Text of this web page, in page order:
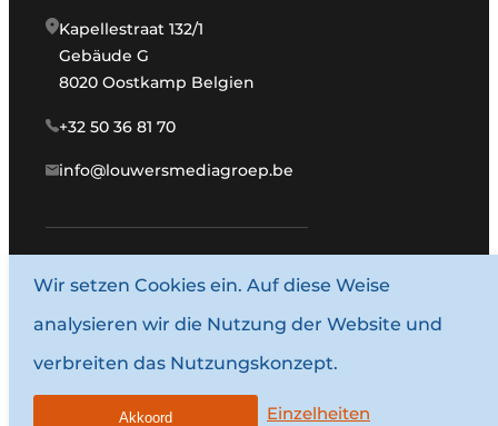
Kapellestraat 132/1
Gebäude G
8020 Oostkamp Belgien
+32 50 36 81 70
info@louwersmediagroep.be
www.louwersmediagroep.com
© 1987–2026 Louwersmediagroep.
Allgemeine Bedingungen und Konditionen
Wir setzen Cookies ein. Auf diese Weise
analysieren wir die Nutzung der Website und
verbreiten das Nutzungskonzept.
Einzelheiten
Akkoord